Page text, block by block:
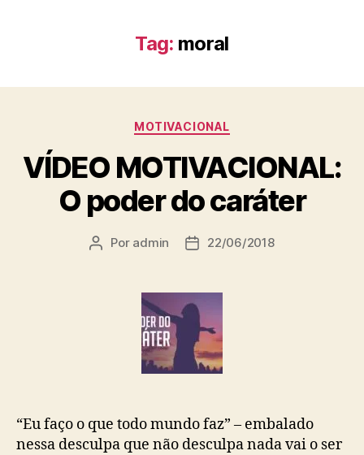
Tag: moral
MOTIVACIONAL
VÍDEO MOTIVACIONAL:
O poder do caráter
Por admin 22/06/2018
“Eu faço o que todo mundo faz” – embalado
nessa desculpa que não desculpa nada vai o ser